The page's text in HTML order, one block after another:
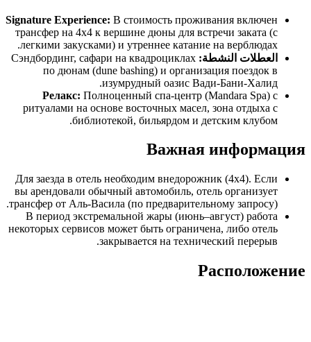
Signature Experience: В стоимость проживания включен
трансфер на 4х4 к вершине дюны для встречи заката (с
легкими закусками) и утреннее катание на верблюдах.
العطلات النشطة: Сэндбординг, сафари на квадроциклах
по дюнам (dune bashing) и организация поездок в
изумрудный оазис Вади-Бани-Халид.
Релакс: Полноценный спа-центр (Mandara Spa) с
ритуалами на основе восточных масел, зона отдыха с
библиотекой, бильярдом и детским клубом.
Важная информация
Для заезда в отель необходим внедорожник (4х4). Если
вы арендовали обычный автомобиль, отель организует
трансфер от Аль-Васила (по предварительному запросу).
В период экстремальной жары (июнь–август) работа
некоторых сервисов может быть ограничена, либо отель
закрывается на технический перерыв.
Расположение